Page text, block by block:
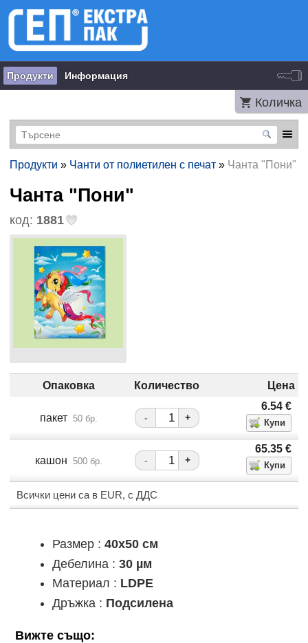
Продукти Информация
Количка
Продукти » Чанти от полиетилен с печат» Чанта "Пони"
Чанта "Пони"
код: 1881
Опаковка Количество Цена
пакет 50 бр. - +
6.54 €
кашон 500 бр. - +
65.35 €
Всички цени са в EUR, с ДДС
Размер : 40x50 см
Дебелина : 30 µм
Материал : LDPE
Дръжка : Подсилена
Вижте също: